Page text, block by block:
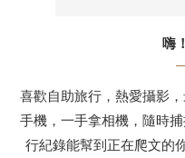
嗨
喜歡自助旅行，熱愛攝影
手機，一手拿相機，隨時
行紀錄能幫到正在爬文的